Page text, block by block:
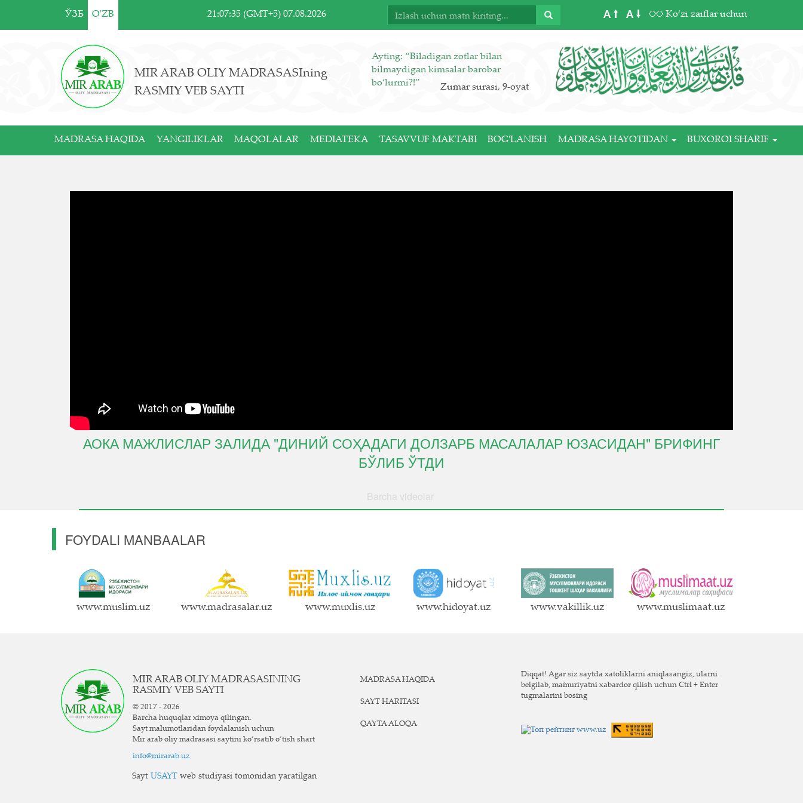
ЎЗБ O'ZB 21:07:35 (GMT+5) 07.08.2026 A A Ko‘zi zaiflar uchun
MIR ARAB OLIY MADRASASIning
RASMIY VEB SAYTI
Ayting: “Biladigan zotlar bilan
bilmaydigan kimsalar barobar
bo‘lurmi?!”
Zumar surasi, 9-oyat
MADRASA HAQIDA YANGILIKLAR MAQOLALAR MEDIATEKA TASAVVUF MAKTABI BOG'LANISH MADRASA HAYOTIDAN BUXOROI SHARIF
АОКА МАЖЛИСЛАР ЗАЛИДА "ДИНИЙ СОҲАДАГИ ДОЛЗАРБ МАСАЛАЛАР ЮЗАСИДАН" БРИФИНГ
БЎЛИБ ЎТДИ
Barcha videolar
FOYDALI MANBAALAR
www.muslim.uz www.madrasalar.uz www.muxlis.uz www.hidoyat.uz www.vakillik.uz www.muslimaat.uz
MIR ARAB OLIY MADRASASINING
RASMIY VEB SAYTI
© 2017 - 2026
Barcha huquqlar ximoya qilingan.
Sayt ma`lumotlaridan foydalanish uchun
Mir arab oliy madrasasi saytini ko‘rsatib o‘tish shart
info@mirarab.uz
MADRASA HAQIDA
SAYT HARITASI
QAYTA ALOQA
Diqqat! Agar siz saytda xatoliklarni aniqlasangiz, ularni
belgilab, ma`muriyatni xabardor qilish uchun Ctrl + Enter
tugmalarini bosing
Sayt USAYT web studiyasi tomonidan yaratilgan